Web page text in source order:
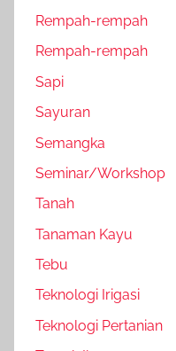
Rempah-rempah
Rempah-rempah
Sapi
Sayuran
Semangka
Seminar/Workshop
Tanah
Tanaman Kayu
Tebu
Teknologi Irigasi
Teknologi Pertanian